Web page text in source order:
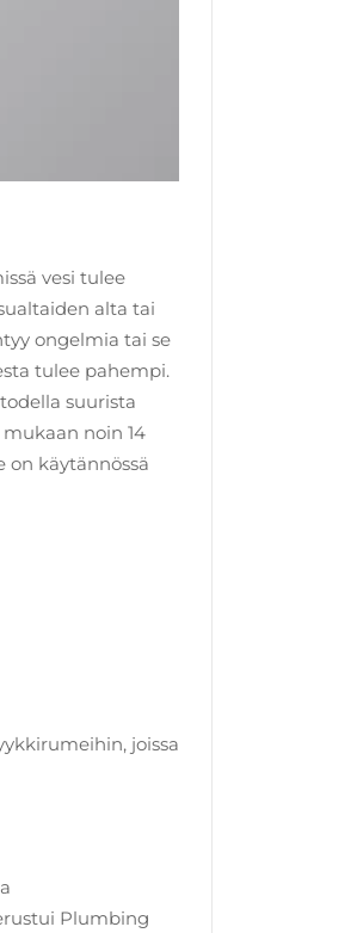
vesi tulee
alta tai
ongelmia tai se
tulee pahempi.
suurista
noin 14
on käytännössä
joissa
Plumbing